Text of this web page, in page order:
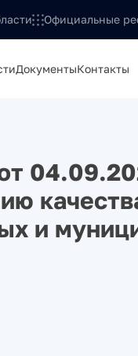
Официальные
ДокументыКонтакты
и